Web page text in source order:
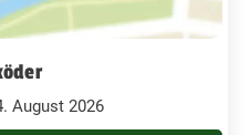
August 2026